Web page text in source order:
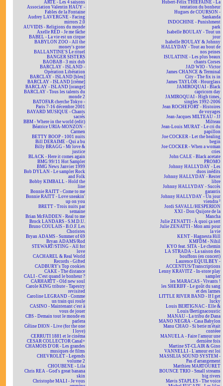
ARTE - Les 4 saisons
Association Valentin HAÜY -
Fables de la Fontaine
Audrey LAVERGNE - Facing
mirrors 2.0
AUVIDIS - Religions du monde
Axelle RED - Je me fâche
BABEL - La vie est un cirque
BABYLON ZOO - All the
money's gone
BALLANTINE'S Le rituel
BANGER SISTERS
BAOBAB - 3 mix dub
BARCLAY - ISLAND -
Opération Libération
BARCLAY - ISLAND [bleu]
BARCLAY - ISLAND [crème]
BARCLAY - ISLAND [orange]
BARCLAY - Tous les talents du
monde 2
BATOFAR cherche Tokyo -
Paris 7-16 décembre 2001
BAYARD MUSIQUE - Chants
sacrés
BBM - Where in the world (edit)
Béatrice URIA-MONZON -
Carmen
BETTY BOOP - 1001 nuits
Bill DERAIME - Qui a bu
Billy BRAGG - Mr love &
justice
BLACK - Here it comes again
BMG 99/11 Hot Sampler
BMG News Janvier 1999
Bob DYLAN - Le sampler Rock
and Folk
Bobby KIMBALL - Hold the
line
Bonnie RAITT - Come to me
Bonnie RAITT - Love sneakin'
up on you
BRETT - Trois nuits par
semaine
Brian McFADDEN - Real to me
Brock LANDARS - S.M.D.U.
Bruno COULAIS - B.O.F. Les
Choristes
Bryan ADAMS - Summer of 69
Bryan ADAMS/Rod
STEWART/STING - All for
love
CACHAREL & Real World
Records - Gifted
CADBURY's Top cookies
CAKE - The distance
CALI - C'est quand le bonheur ?
CARHARTT - Old new soul
Carole KING tribute - Tapestry
revisited
Caroline LEGRAND - Comme
un train qui roule
CASINO - Maintenant c'est à
vous de jouer
CBS - Demain tout le monde en
parlera
Céline DION - Live (for the one
I love)
CERRUTI 1881 et le cinéma
CESAR COLLECTOR Canal+
CHAMOIS D'OR - Les grandes
musiques de films
CHEVROLET - Legends
volume 2
CHOUBENE - Lila
Chris REA - God's great banana
skin
Christophe MALI - Je vous
Hubert-Félix THIÉFAINE - La
tentation du bonheur
Hugues de COURSON -
Sankanda
INDOCHINE - Punishment
park
Isabelle BOULAY - Tout un
jour
Isabelle BOULAY & Johnny
HALLYDAY - Tout au bout de
nos peines
ISULATINE - Les plus beaux
chants Corses
JAD WIO - Victor
James CHANCE & Terminal
City - The fix is in
James TAYLOR - Hourglass
JAMIROQUAI - Black
capricorn day
JAMIROQUAI - High times,
singles 1992-2006
Jean ROCHEFORT - Histoires
de voyages
Jean-Jacques MILTEAU - JJ
Milteau
Jean-Louis MURAT - Le cri du
papillon
Joe COCKER - Let the healing
begin
Joe COCKER - When a woman
cries
John CALE - Black acetate
PROMO
Johnny HALLYDAY - Les
duos inédits
Johnny HALLYDAY - Rester
libre
Johnny HALLYDAY - Succès
garantis
Johnny HALLYDAY - Un jour
viendra ²
Jordi SAVALL/HESPERION
XXI - Don Quijote de la
Mancha
Julie ZENATTI - À quoi ça sert
Julie ZENATTI - Mon ami pour
la vie
KENT - Hagnesta Hill
KMFDM - Nihil
KYO feat. SITA - Le chemin
LA STRADA - La saison des
bouffons (en concert)
Laurence EQUILBEY -
ACCENTUS/Transcriptions
Lenny KRAVITZ - In-store play
sampler
les MARACAS - Vivants !
les SHERIFF - Le goût du sang
et des larmes
LITTLE RIVER BAND - If I get
lucky
Louis BERTIGNAC - Elle &
Louis/Bertignacoustic
MANAU - La tribu de Dana
MANO NEGRA - Casa Babylon
Manu CHAO - Si berie m'était
contéee
MANUELA - Faire l'amour une
dernière fois
Martine ST-CLAIR & Gino
VANNELLI - L'amour est loi
MASSILIA SOUND SYSTEM -
Pas d'arrangement
Matthieu MARTOURET
BOUNCE TRIO - Small streams
big rivers
Mavis STAPLES - The voice